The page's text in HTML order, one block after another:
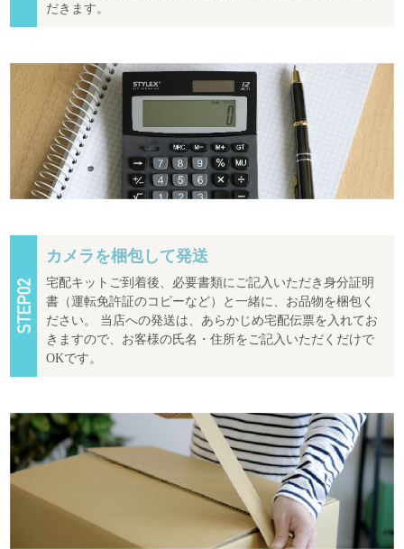
だきます。
カメラを梱包して発送
宅配キットご到着後、必要書類にご記入いただき身分証明
書（運転免許証のコピーなど）と一緒に、お品物を梱包く
ださい。 当店への発送は、あらかじめ宅配伝票を入れてお
きますので、お客様の氏名・住所をご記入いただくだけで
OKです。